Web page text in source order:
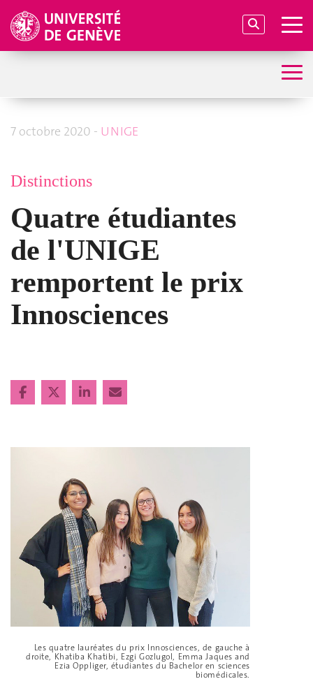
7 octobre 2020 - UNIGE
Distinctions
Quatre étudiantes
de l'UNIGE
remportent le prix
Innosciences
Les quatre lauréates du prix Innosciences, de gauche à
droite, Khatiba Khatibi, Ezgi Gozlugol, Emma Jaques and
Ezia Oppliger, étudiantes du Bachelor en sciences
biomédicales.